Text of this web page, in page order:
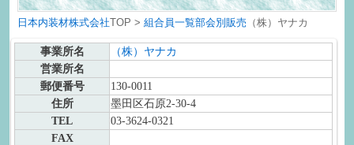
日本内装材株式会社TOP >組合員一覧部会別販売 （株）ヤナカ
事業所名
（株）ヤナカ
営業所名
郵便番号
130-0011
住所
墨田区石原2-30-4
TEL
03-3624-0321
FAX